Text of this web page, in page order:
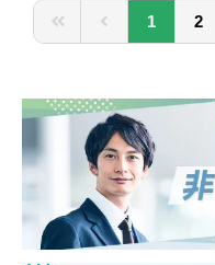
【配属先
管理本
経理課
ーダー
【当社
■当社
温のガ
1 2